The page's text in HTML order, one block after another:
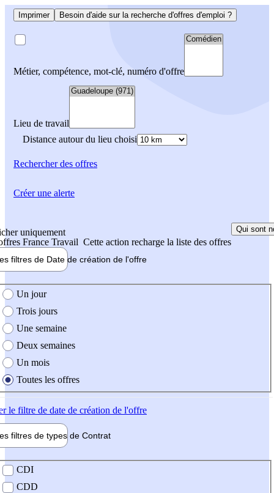
Imprimer Besoin d'aide sur la recherche d'offres d'emploi ?
Métier, compétence, mot-clé, numéro d'offre
Lieu de travail
Distance autour du lieu choisi
Rechercherdes offres
uniquement
France Travail Cette action recharge la liste des offres
Qui sont
filtres de Date de création de l'offre
création de l'offre
Un jour
Trois jours
Une semaine
Deux semaines
Un mois
Toutes les offres
le filtre de date de création de l'offre
filtres de types de Contrat
contrat
CDI
CDD
Créer une alerte